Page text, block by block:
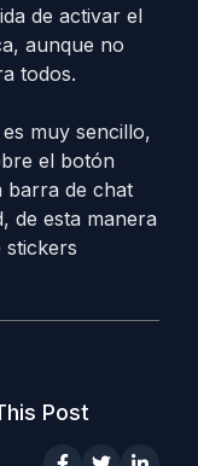
de activar el
aunque no
todos.
muy sencillo,
el botón
barra de chat
de esta manera
stickers
Post